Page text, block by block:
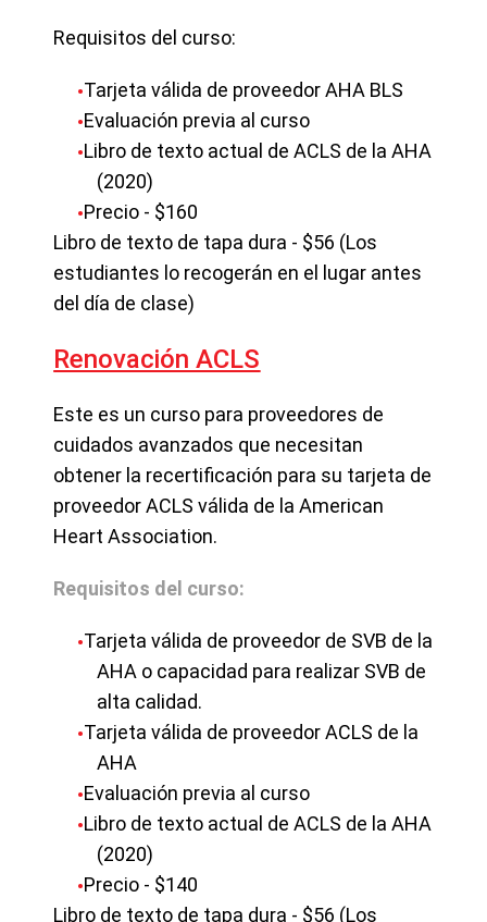
Requisitos del curso:
Tarjeta válida de proveedor AHA BLS
Evaluación previa al curso
Libro de texto actual de ACLS de la AHA
(2020)
Precio - $160
Libro de texto de tapa dura - $56 (Los
estudiantes lo recogerán en el lugar antes
del día de clase)
Renovación ACLS
Este es un curso para proveedores de
cuidados avanzados que necesitan
obtener la recertificación para su tarjeta de
proveedor ACLS válida de la American
Heart Association.
Requisitos del curso:
Tarjeta válida de proveedor de SVB de la
AHA o capacidad para realizar SVB de
alta calidad.
Tarjeta válida de proveedor ACLS de la
AHA
Evaluación previa al curso
Libro de texto actual de ACLS de la AHA
(2020)
Precio - $140
Libro de texto de tapa dura - $56 (Los